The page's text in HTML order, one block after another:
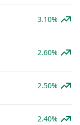
3.10%
2.60%
2.50%
2.40%